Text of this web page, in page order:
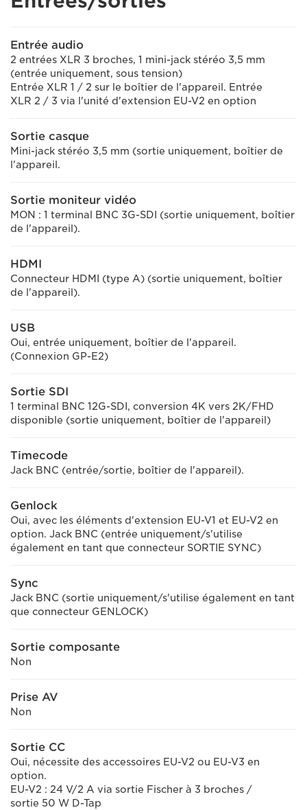
Entrée audio
2 entrées XLR 3 broches, 1 mini-jack stéréo 3,5 mm
(entrée uniquement, sous tension)
Entrée XLR 1 / 2 sur le boîtier de l'appareil. Entrée
XLR 2 / 3 via l'unité d'extension EU-V2 en option
Sortie casque
Mini-jack stéréo 3,5 mm (sortie uniquement, boîtier de
l'appareil.
Sortie moniteur vidéo
MON : 1 terminal BNC 3G-SDI (sortie uniquement, boîtier
de l'appareil).
HDMI
Connecteur HDMI (type A) (sortie uniquement, boîtier
de l'appareil).
USB
Oui, entrée uniquement, boîtier de l'appareil.
(Connexion GP-E2)
Sortie SDI
1 terminal BNC 12G-SDI, conversion 4K vers 2K/FHD
disponible (sortie uniquement, boîtier de l'appareil)
Timecode
Jack BNC (entrée/sortie, boîtier de l'appareil).
Genlock
Oui, avec les éléments d'extension EU-V1 et EU-V2 en
option. Jack BNC (entrée uniquement/s'utilise
également en tant que connecteur SORTIE SYNC)
Sync
Jack BNC (sortie uniquement/s'utilise également en tant
que connecteur GENLOCK)
Sortie composante
Non
Prise AV
Non
Sortie CC
Oui, nécessite des accessoires EU-V2 ou EU-V3 en
option.
EU-V2 : 24 V/2 A via sortie Fischer à 3 broches /
sortie 50 W D-Tap